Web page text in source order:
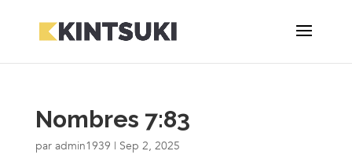
Nombres 7:83
par admin1939 | Sep 2, 2025